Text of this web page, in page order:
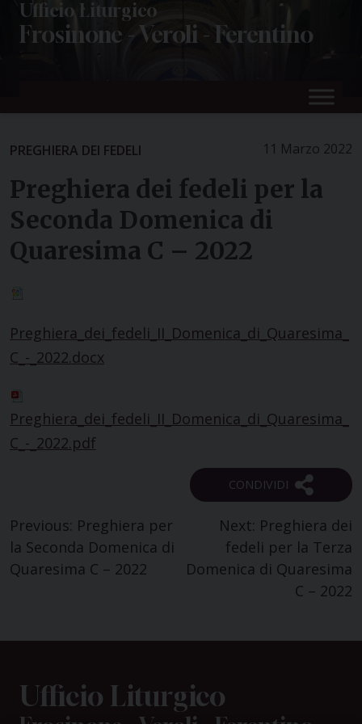
SkipUfficio Liturgico
Frosinone - Veroli - Ferentino
11 Marzo 2022
PREGHIERA DEI FEDELI
Preghiera dei fedeli per la
Seconda Domenica di
Quaresima C – 2022
Preghiera_dei_fedeli_II_Domenica_di_Quaresima_
C_-_2022.docx
Preghiera_dei_fedeli_II_Domenica_di_Quaresima_
C_-_2022.pdf
Navigazione
articoli
Previous: Preghiera per
la Seconda Domenica di
Quaresima C – 2022
Next: Preghiera dei
fedeli per la Terza
Domenica di Quaresima
C – 2022
Ufficio Liturgico